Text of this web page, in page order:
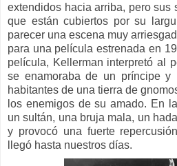
extendidos hacia arriba, pero sus
que están cubiertos por su
parecer una escena muy
para una película estrenada en
película, Kellerman interpretó al
se enamoraba de un príncipe
habitantes de una tierra de
los enemigos de su amado. En
un sultán, una bruja mala, un
y provocó una fuerte
llegó hasta nuestros días.